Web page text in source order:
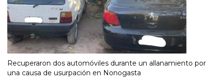
Recuperaron dos automóviles durante un allanamiento por
una causa de usurpación en Nonogasta